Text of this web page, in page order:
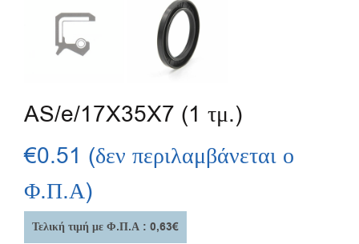
AS/e/17X35X7 (1 τμ.)
€0.51 (δεν περιλαμβάνεται ο
Φ.Π.Α)
Τελική τιμή με Φ.Π.Α : 0,63€